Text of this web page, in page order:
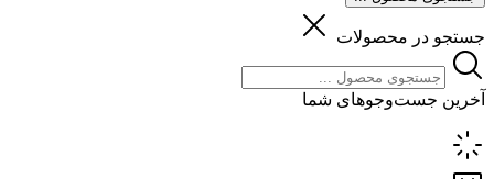
جستجو در محصولات
آخرین جست‌وجوهای شما